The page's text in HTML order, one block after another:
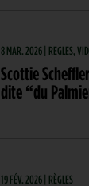
8 MAR. 2026 | REGLES,
Scottie
dite “du
19 FÉV. 2026 | RÈGLES